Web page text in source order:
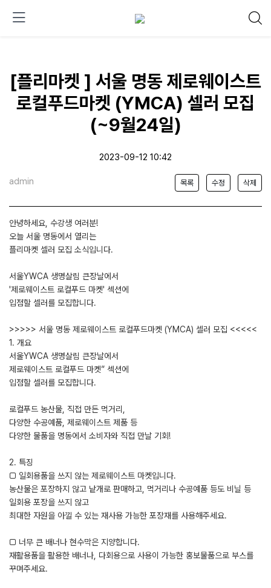
[플리마켓 ] 서울 명동 제로웨이스트
로컬푸드마켓 (YMCA) 셀러 모집
(~9월24일)
2023-09-12 10:42
admin 목록 수정 삭제
안녕하세요, 수강생 여러분!
오늘 서울 명동에서 열리는
플리마켓 셀러 모집 소식입니다.
서울YWCA 생명살림 큰장날에서
'제로웨이스트 로컬푸드 마켓' 섹션에
입점할 셀러를 모집합니다.
>>>>> 서울 명동 제로웨이스트 로컬푸드마켓 (YMCA) 셀러 모집 <<<<<
1. 개요
서울YWCA 생명살림 큰장날에서
제로웨이스트 로컬푸드 마켓” 섹션에
입점할 셀러를 모집합니다.
로컬푸드 농산물, 직접 만든 먹거리,
다양한 수공예품, 제로웨이스트 제품 등
다양한 물품을 명동에서 소비자와 직접 만날 기회!
2. 특징
□ 일회용품을 쓰지 않는 제로웨이스트 마켓입니다.
농산물은 포장하지 않고 낱개로 판매하고, 먹거리나 수공예품 등도 비닐 등
일회용 포장을 쓰지 않고
최대한 자원을 아낄 수 있는 재사용 가능한 포장재를 사용해주세요.
□ 너무 큰 배너나 현수막은 지양합니다.
재활용품을 활용한 배너나, 다회용으로 사용이 가능한 홍보물품으로 부스를
꾸며주세요.